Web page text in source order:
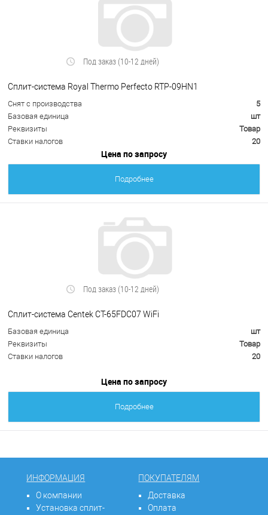
Под заказ (10-12 дней)
Сплит-система Royal Thermo Perfecto RTP-09HN1
Снят с производства
5
Базовая единица
шт
Реквизиты
Товар
Ставки налогов
20
Цена по запросу
Подробнее
Под заказ (10-12 дней)
Сплит-система Centek CT-65FDC07 WiFi
Базовая единица
шт
Реквизиты
Товар
Ставки налогов
20
Цена по запросу
Подробнее
ИНФОРМАЦИЯ
О компании
Установка сплит-
ПОКУПАТЕЛЯМ
Доставка
Оплата